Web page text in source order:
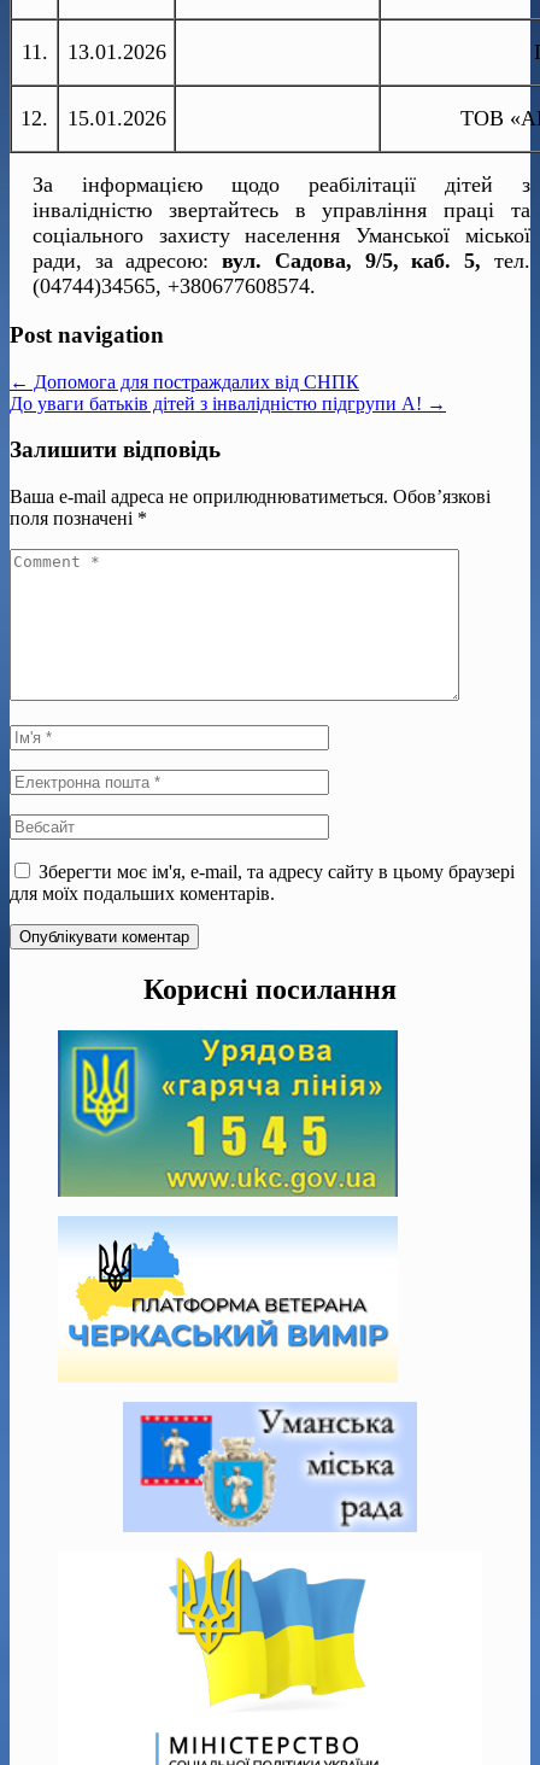
11. 13.01.2026
12. 15.01.2026 ТОВ
За інформацією щодо реабілітації дітей з
інвалідністю звертайтесь в управління праці та
соціального захисту населення Уманської міської
ради, за адресою:вул. Садова, 9/5, каб. 5,тел.
(04744)34565, +380677608574.
Post navigation
← Допомога для постраждалих від СНПК
До уваги батьків дітей з інвалідністю підгрупи А! →
Залишити відповідь
Ваша e-mail адреса не оприлюднюватиметься. Обов’язкові
поля позначені *
Зберегти моє ім'я, e-mail, та адресу сайту в цьому браузері
для моїх подальших коментарів.
Корисні посилання